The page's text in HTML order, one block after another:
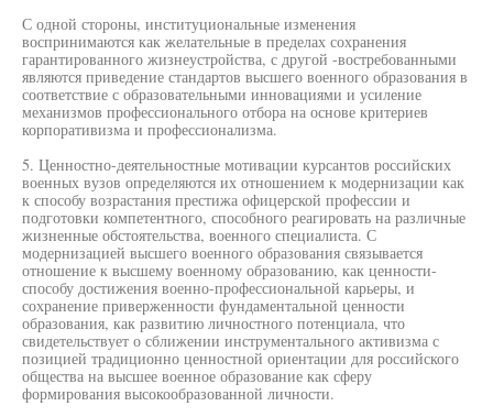
С одной стороны, институциональные изменения
воспринимаются как желательные в пределах сохранения
гарантированного жизнеустройства, с другой -востребованными
являются приведение стандартов высшего военного образования в
соответствие с образовательными инновациями и усиление
механизмов профессионального отбора на основе критериев
корпоративизма и профессионализма.
5. Ценностно-деятельностные мотивации курсантов российских
военных вузов определяются их отношением к модернизации как
к способу возрастания престижа офицерской профессии и
подготовки компетентного, способного реагировать на различные
жизненные обстоятельства, военного специалиста. С
модернизацией высшего военного образования связывается
отношение к высшему военному образованию, как ценности-
способу достижения военно-профессиональной карьеры, и
сохранение приверженности фундаментальной ценности
образования, как развитию личностного потенциала, что
свидетельствует о сближении инструментального активизма с
позицией традиционно ценностной ориентации для российского
общества на высшее военное образование как сферу
формирования высокообразованной личности.